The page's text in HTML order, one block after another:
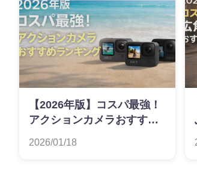
【2026年版】コスパ最強！
アクションカメラおすすめ
2026/01/18